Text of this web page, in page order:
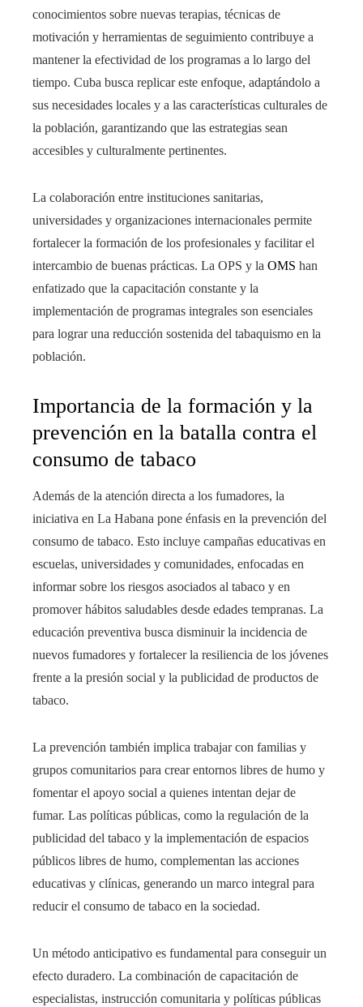
conocimientos sobre nuevas terapias, técnicas de
motivación y herramientas de seguimiento contribuye a
mantener la efectividad de los programas a lo largo del
tiempo. Cuba busca replicar este enfoque, adaptándolo a
sus necesidades locales y a las características culturales de
la población, garantizando que las estrategias sean
accesibles y culturalmente pertinentes.
La colaboración entre instituciones sanitarias,
universidades y organizaciones internacionales permite
fortalecer la formación de los profesionales y facilitar el
intercambio de buenas prácticas. La OPS y la OMS han
enfatizado que la capacitación constante y la
implementación de programas integrales son esenciales
para lograr una reducción sostenida del tabaquismo en la
población.
Importancia de la formación y la
prevención en la batalla contra el
consumo de tabaco
Además de la atención directa a los fumadores, la
iniciativa en La Habana pone énfasis en la prevención del
consumo de tabaco. Esto incluye campañas educativas en
escuelas, universidades y comunidades, enfocadas en
informar sobre los riesgos asociados al tabaco y en
promover hábitos saludables desde edades tempranas. La
educación preventiva busca disminuir la incidencia de
nuevos fumadores y fortalecer la resiliencia de los jóvenes
frente a la presión social y la publicidad de productos de
tabaco.
La prevención también implica trabajar con familias y
grupos comunitarios para crear entornos libres de humo y
fomentar el apoyo social a quienes intentan dejar de
fumar. Las políticas públicas, como la regulación de la
publicidad del tabaco y la implementación de espacios
públicos libres de humo, complementan las acciones
educativas y clínicas, generando un marco integral para
reducir el consumo de tabaco en la sociedad.
Un método anticipativo es fundamental para conseguir un
efecto duradero. La combinación de capacitación de
especialistas, instrucción comunitaria y políticas públicas